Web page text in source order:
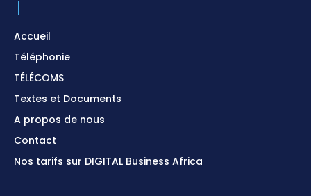
Accueil
Téléphonie
TÉLÉCOMS
Textes et Documents
A propos de nous
Contact
Nos tarifs sur DIGITAL Business Africa